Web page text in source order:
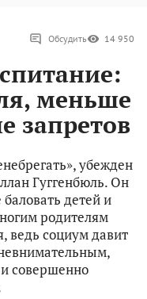
Обсудить 14 950
меньше
запретов
убежден
Гуггенбюль. Он
детей и
родителям
ведь социум давит
совершенно